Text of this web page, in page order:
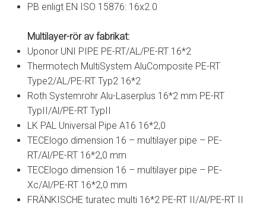
PB enligt EN ISO 15876: 16x2.0
Multilayer-rör av fabrikat:
Uponor UNI PIPE PE-RT/AL/PE-RT 16*2
Thermotech MultiSystem AluComposite PE-RT
Type2/AL/PE-RT Typ2 16*2
Roth Systemrohr Alu-Laserplus 16*2 mm PE-RT
TypII/Al/PE-RT TypII
LK PAL Universal Pipe A16 16*2,0
TECElogo dimension 16 – multilayer pipe – PE-
RT/Al/PE-RT 16*2,0 mm
TECElogo dimension 16 – multilayer pipe – PE-
Xc/Al/PE-RT 16*2,0 mm
FRÄNKISCHE turatec multi 16*2 PE-RT II/Al/PE-RT II